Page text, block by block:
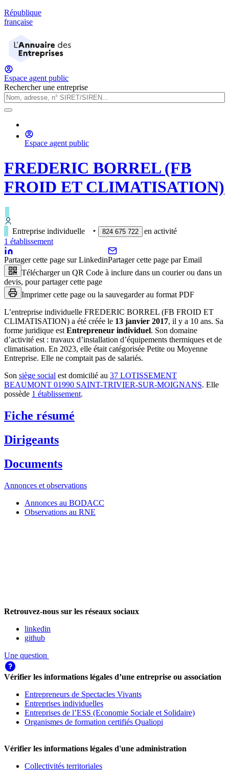
République
française
Espace agent public
Rechercher une entreprise
Espace agent public
FREDERIC BORREL (FB
FROID ET CLIMATISATION)
Entreprise individuelle ‣ 824 675 722
en activité
1 établissement
Partager cette page sur LinkedinPartager cette page par Email
Télécharger un QR Code à inclure dans un courier ou dans un
devis, pour partager cette page
Imprimer cette page ou la sauvegarder au format PDF
L’entreprise individuelle FREDERIC BORREL (FB FROID ET
CLIMATISATION) a été créée le 13 janvier 2017, il y a 10 ans. Sa
forme juridique est Entrepreneur individuel. Son domaine
d’activité est : travaux d’installation d’équipements thermiques et de
climatisation. En 2023, elle était catégorisée Petite ou Moyenne
Entreprise. Elle ne comptait pas de salariés.
Son siège social est domicilié au 37 LOTISSEMENT
BEAUMONT 01990 SAINT-TRIVIER-SUR-MOIGNANS. Elle
possède 1 établissement.
Fiche résumé
Dirigeants
Documents
Annonces et observations
Annonces au BODACC
Observations au RNE
Retrouvez-nous sur les réseaux sociaux
linkedin
github
Une question
Vérifier les informations légales d’une entreprise ou association
Entrepreneurs de Spectacles Vivants
Entreprises individuelles
Entreprises de l’ESS (Economie Sociale et Solidaire)
Organismes de formation certifiés Qualiopi
Vérifier les informations légales d'une administration
Collectivités territoriales